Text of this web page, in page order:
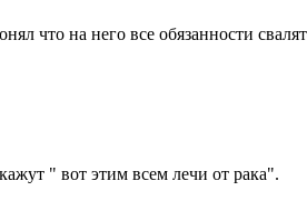
что на него все обязанности
" вот этим всем лечи от рака".